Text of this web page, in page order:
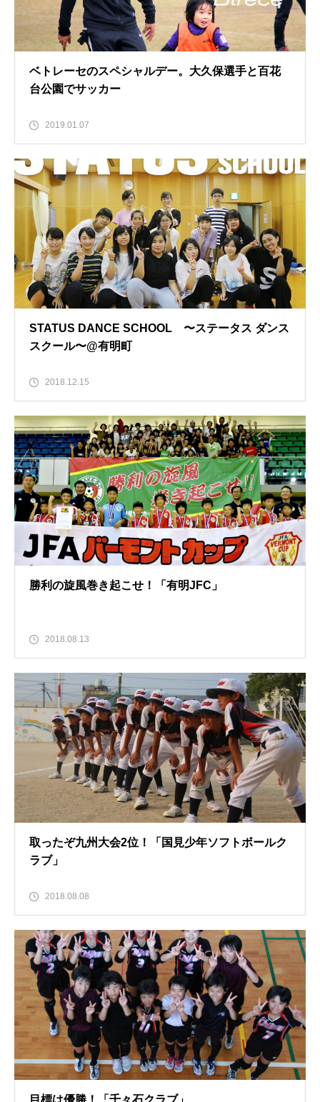
ベトレーセのスペシャルデー。大久保選手と百花
台公園でサッカー
2019.01.07
STATUS DANCE SCHOOL 〜ステータス ダンス
スクール〜@有明町
2018.12.15
勝利の旋風巻き起こせ！「有明JFC」￼
2018.08.13
取ったぞ九州大会2位！「国見少年ソフトボールク
ラブ」
2018.08.08
目標は優勝！「千々石クラブ」